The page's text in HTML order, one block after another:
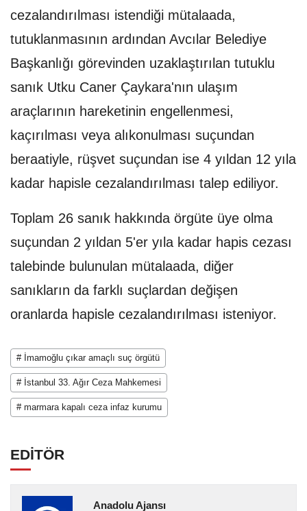
cezalandırılması istendiği mütalaada,
tutuklanmasının ardından Avcılar Belediye
Başkanlığı görevinden uzaklaştırılan tutuklu
sanık Utku Caner Çaykara'nın ulaşım
araçlarının hareketinin engellenmesi,
kaçırılması veya alıkonulması suçundan
beraatiyle, rüşvet suçundan ise 4 yıldan 12 yıla
kadar hapisle cezalandırılması talep ediliyor.
Toplam 26 sanık hakkında örgüte üye olma
suçundan 2 yıldan 5'er yıla kadar hapis cezası
talebinde bulunulan mütalaada, diğer
sanıkların da farklı suçlardan değişen
oranlarda hapisle cezalandırılması isteniyor.
# İmamoğlu çıkar amaçlı suç örgütü
# İstanbul 33. Ağır Ceza Mahkemesi
# marmara kapalı ceza infaz kurumu
EDİTÖR
Anadolu Ajansı